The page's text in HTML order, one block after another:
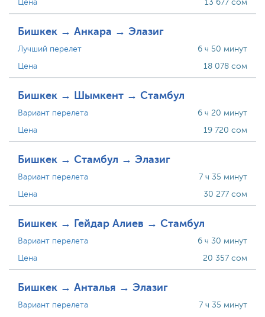
Цена 13 677 сом
Бишкек → Анкара → Элазиг
Лучший перелет
Цена
6 ч 50 минут
18 078 сом
Бишкек → Шымкент → Стамбул
Вариант перелета
Цена
6 ч 20 минут
19 720 сом
Бишкек → Стамбул → Элазиг
Вариант перелета
Цена
7 ч 35 минут
30 277 сом
Бишкек → Гейдар Алиев → Стамбул
Вариант перелета
Цена
6 ч 30 минут
20 357 сом
Бишкек → Анталья → Элазиг
Вариант перелета
7 ч 35 минут